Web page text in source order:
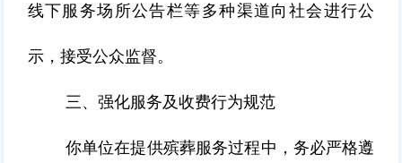
线下服务场所公告栏等多种渠道向社会进行公
示，接受公众监督。
三、强化服务及收费行为规范
你单位在提供殡葬服务过程中，务必严格遵